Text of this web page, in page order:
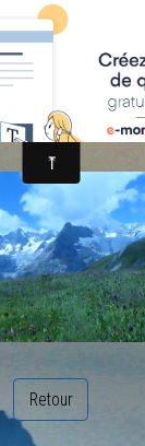
nature
Retour